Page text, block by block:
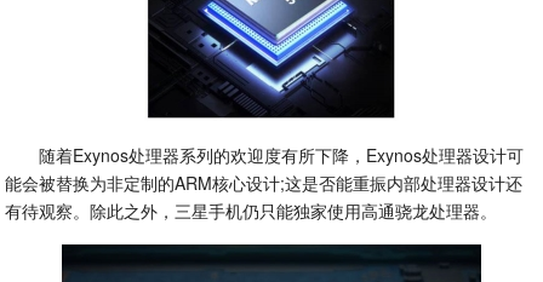
随着Exynos处理器系列的欢迎度有所下降，Exynos处理器设计可
能会被替换为非定制的ARM核心设计;这是否能重振内部处理器设计还
有待观察。除此之外，三星手机仍只能独家使用高通骁龙处理器。